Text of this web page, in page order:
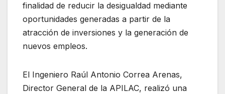
finalidad de reducir la desigualdad mediante
oportunidades generadas a partir de la
atracción de inversiones y la generación de
nuevos empleos.
El Ingeniero Raúl Antonio Correa Arenas,
Director General de la APILAC, realizó una